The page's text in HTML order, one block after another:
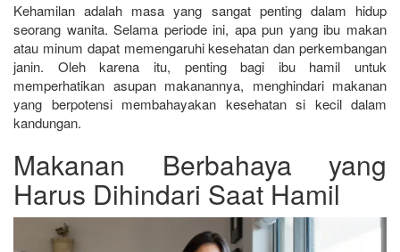
Kehamilan adalah masa yang sangat penting dalam hidup
seorang wanita. Selama periode ini, apa pun yang ibu makan
atau minum dapat memengaruhi kesehatan dan perkembangan
janin. Oleh karena itu, penting bagi ibu hamil untuk
memperhatikan asupan makanannya, menghindari makanan
yang berpotensi membahayakan kesehatan si kecil dalam
kandungan.
Makanan Berbahaya yang
Harus Dihindari Saat Hamil